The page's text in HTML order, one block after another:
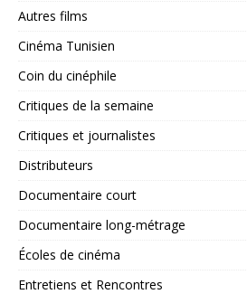
Autres films
Cinéma Tunisien
Coin du cinéphile
Critiques de la semaine
Critiques et journalistes
Distributeurs
Documentaire court
Documentaire long-métrage
Écoles de cinéma
Entretiens et Rencontres